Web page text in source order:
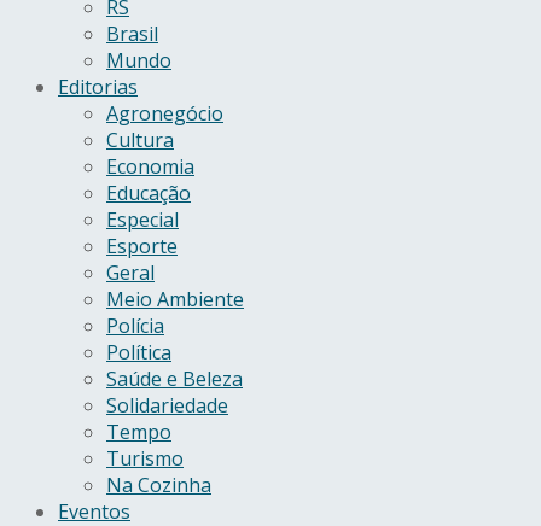
RS
Brasil
Mundo
Editorias
Agronegócio
Cultura
Economia
Educação
Especial
Esporte
Geral
Meio Ambiente
Polícia
Política
Saúde e Beleza
Solidariedade
Tempo
Turismo
Na Cozinha
Eventos